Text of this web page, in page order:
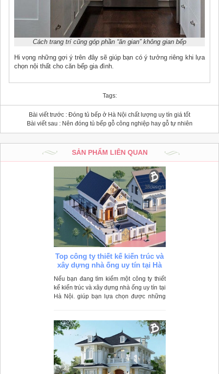
Cách trang trí cũng góp phần “ăn gian” không gian bếp
Hi vọng những gợi ý trên đây sẽ giúp bạn có ý tưởng riêng khi lựa
chọn nội thất cho căn bếp gia đình.
Tags:
Bài viết trước : Đóng tủ bếp ở Hà Nội chất lượng uy tín giá tốt
Bài viết sau :Nên đóng tủ bếp gỗ công nghiệp hay gỗ tự nhiên
SẢN PHẨM LIÊN QUAN
Top công ty thiết kế kiến trúc và
xây dựng nhà ống uy tín tại Hà
Nội
Nếu bạn đang tìm kiếm một công ty thiết
kế kiến trúc và xây dựng nhà ống uy tín tại
Hà Nội. giúp bạn lựa chọn được những
độ đảm bảo và giá cả cạnh tranh.